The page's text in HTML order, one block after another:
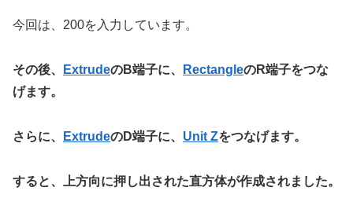
今回は、200を入力しています。
その後、 ExtrudeのB端子に、 RectangleのR端子をつな
げます。
さらに、 ExtrudeのD端子に、 Unit Zをつなげます。
すると、上方向に押し出された直方体が作成されました。